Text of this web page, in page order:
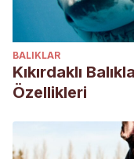
BALIKLAR
Kıkırdaklı
Özellikleri